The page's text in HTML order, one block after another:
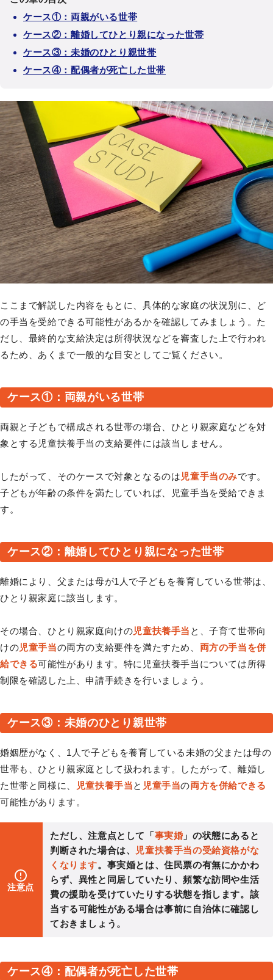
ケース①：両親がいる世帯
ケース②：離婚してひとり親になった世帯
ケース③：未婚のひとり親世帯
ケース④：配偶者が死亡した世帯
ここまで解説した内容をもとに、具体的な家庭の状況別に、ど
の手当を受給できる可能性があるかを確認してみましょう。た
だし、最終的な支給決定は所得状況などを審査した上で行われ
るため、あくまで一般的な目安としてご覧ください。
ケース①：両親がいる世帯
両親と子どもで構成される世帯の場合、ひとり親家庭などを対
象とする児童扶養手当の支給要件には該当しません。
したがって、そのケースで対象となるのは 児童手当のみです。
子どもが年齢の条件を満たしていれば、児童手当を受給できま
す。
ケース②：離婚してひとり親になった世帯
離婚により、父または母が1人で子どもを養育している世帯は、
ひとり親家庭に該当します。
その場合、ひとり親家庭向けの児童扶養手当 と、子育て世帯向
けの児童手当の両方の支給要件を満たすため、 両方の手当を併
給できる可能性があります。特に児童扶養手当については所得
制限を確認した上、申請手続きを行いましょう。
ケース③：未婚のひとり親世帯
婚姻歴がなく、1人で子どもを養育している未婚の父または母の
世帯も、ひとり親家庭として扱われます。したがって、離婚し
た世帯と同様に、
児童扶養手当と 児童手当の両方を併給できる
可能性があります。
注意点
ただし、注意点として「事実婚 」の状態にあると
判断された場合は、
児童扶養手当の受給資格がな
くなります。事実婚とは、住民票の有無にかかわ
らず、異性と同居していたり、頻繁な訪問や生活
費の援助を受けていたりする状態を指します。該
当する可能性がある場合は事前に自治体に確認し
ておきましょう。
ケース④：配偶者が死亡した世帯